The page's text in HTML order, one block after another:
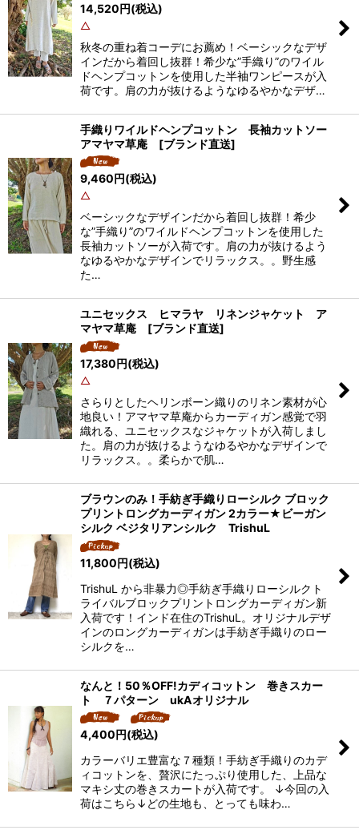
14,520円(税込)
△
秋冬の重ね着コーデにお薦め！ベーシックなデザ
インだから着回し抜群！希少な”手織り”のワイル
ドヘンプコットンを使用した半袖ワンピースが入
荷です。肩の力が抜けるようなゆるやかなデザ…
手織りワイルドヘンプコットン 長袖カットソー
アマヤマ草庵 [ブランド直送]
9,460円(税込)
△
ベーシックなデザインだから着回し抜群！希少
な”手織り”のワイルドヘンプコットンを使用した
長袖カットソーが入荷です。肩の力が抜けるよう
なゆるやかなデザインでリラックス。。野生感
た…
ユニセックス ヒマラヤ リネンジャケット ア
マヤマ草庵 [ブランド直送]
17,380円(税込)
△
さらりとしたヘリンボーン織りのリネン素材が心
地良い！アマヤマ草庵からカーディガン感覚で羽
織れる、ユニセックスなジャケットが入荷しまし
た。肩の力が抜けるようなゆるやかなデザインで
リラックス。。柔らかで肌…
ブラウンのみ！手紡ぎ手織りローシルク ブロック
プリントロングカーディガン 2カラー★ビーガン
シルク ベジタリアンシルク TrishuL
11,800円(税込)
TrishuL から非暴力◎手紡ぎ手織りローシルクト
ライバルブロックプリントロングカーディガン新
入荷です！インド在住のTrishuL。オリジナルデザ
インのロングカーディガンは手紡ぎ手織りのロー
シルクを…
なんと！50％OFF!カディコットン 巻きスカー
ト ７パターン ukAオリジナル
4,400円(税込)
カラーバリエ豊富な７種類！手紡ぎ手織りのカデ
ィコットンを、贅沢にたっぷり使用した、上品な
マキシ丈の巻きスカートが入荷です。 ↓今回の入
荷はこちら↓どの生地も、とっても味わ…